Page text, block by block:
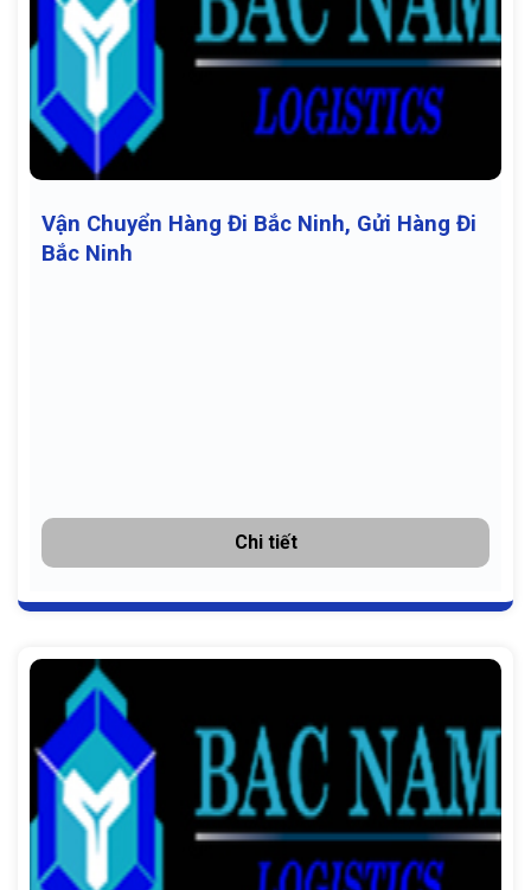
Vận Chuyển Hàng Đi Bắc Ninh, Gửi Hàng Đi
Bắc Ninh
Chi tiết